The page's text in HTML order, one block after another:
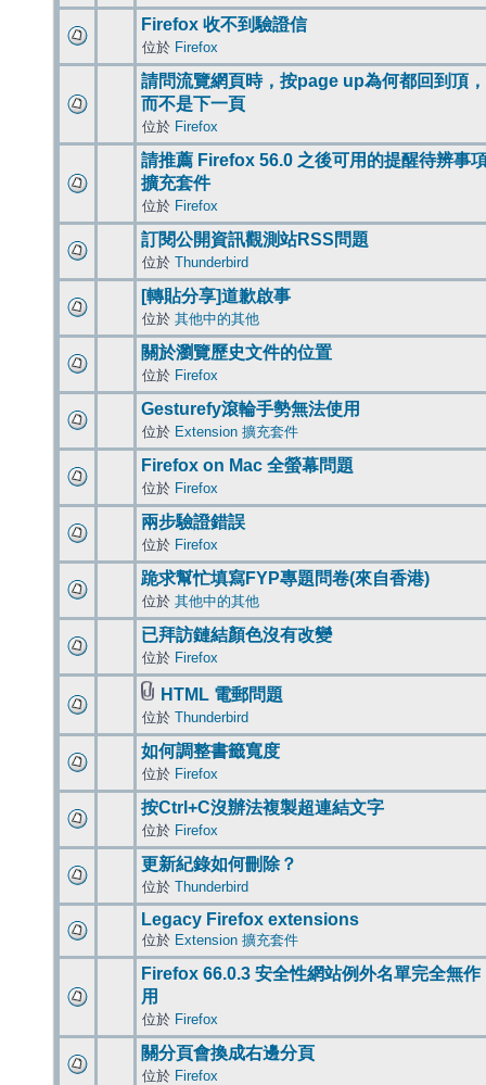
Firefox 收不到驗證信
位於 Firefox
請問流覽網頁時，按page up為何都回到頂，
而不是下一頁
位於 Firefox
請推薦 Firefox 56.0 之後可用的提醒待辨事
擴充套件
位於 Firefox
訂閱公開資訊觀測站RSS問題
位於 Thunderbird
[轉貼分享]道歉啟事
位於 其他中的其他
關於瀏覽歷史文件的位置
位於 Firefox
Gesturefy滾輪手勢無法使用
位於 Extension 擴充套件
Firefox on Mac 全螢幕問題
位於 Firefox
兩步驗證錯誤
位於 Firefox
跪求幫忙填寫FYP專題問卷(來自香港)
位於 其他中的其他
已拜訪鏈結顏色沒有改變
位於 Firefox
HTML 電郵問題
位於 Thunderbird
如何調整書籤寬度
位於 Firefox
按Ctrl+C沒辦法複製超連結文字
位於 Firefox
更新紀錄如何刪除？
位於 Thunderbird
Legacy Firefox extensions
位於 Extension 擴充套件
Firefox 66.0.3 安全性網站例外名單完全無作
用
位於 Firefox
關分頁會換成右邊分頁
位於 Firefox